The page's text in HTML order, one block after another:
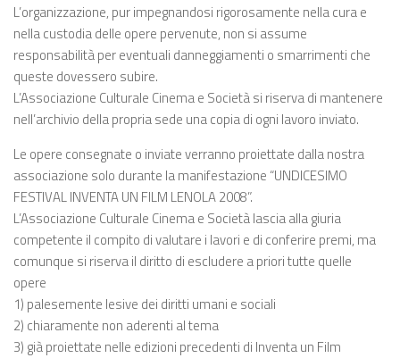
L’organizzazione, pur impegnandosi rigorosamente nella cura e
nella custodia delle opere pervenute, non si assume
responsabilità per eventuali danneggiamenti o smarrimenti che
queste dovessero subire.
L’Associazione Culturale Cinema e Società si riserva di mantenere
nell’archivio della propria sede una copia di ogni lavoro inviato.
Le opere consegnate o inviate verranno proiettate dalla nostra
associazione solo durante la manifestazione “UNDICESIMO
FESTIVAL INVENTA UN FILM LENOLA 2008”.
L’Associazione Culturale Cinema e Società lascia alla giuria
competente il compito di valutare i lavori e di conferire premi, ma
comunque si riserva il diritto di escludere a priori tutte quelle
opere
1) palesemente lesive dei diritti umani e sociali
2) chiaramente non aderenti al tema
3) già proiettate nelle edizioni precedenti di Inventa un Film